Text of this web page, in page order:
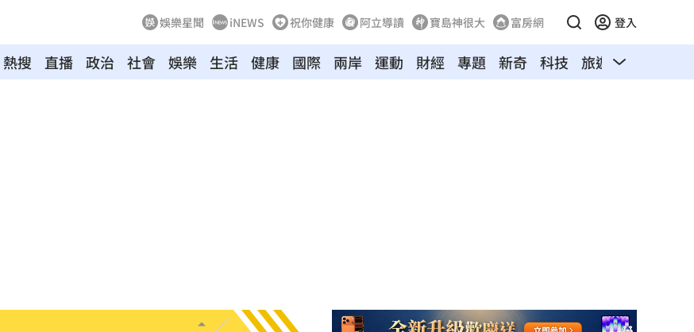
娛樂星聞 iNEWS 祝你健康 阿立導讀 寶島神很大 富房網 登入
熱搜 直播 政治 社會 娛樂 生活 健康 國際 兩岸 運動 財經 專題 新奇 科技 旅遊 汽車